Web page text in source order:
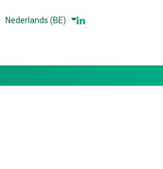
Nederlands (BE)